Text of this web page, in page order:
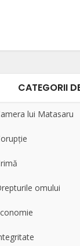
CATEGORII
lui Matasaru
omului